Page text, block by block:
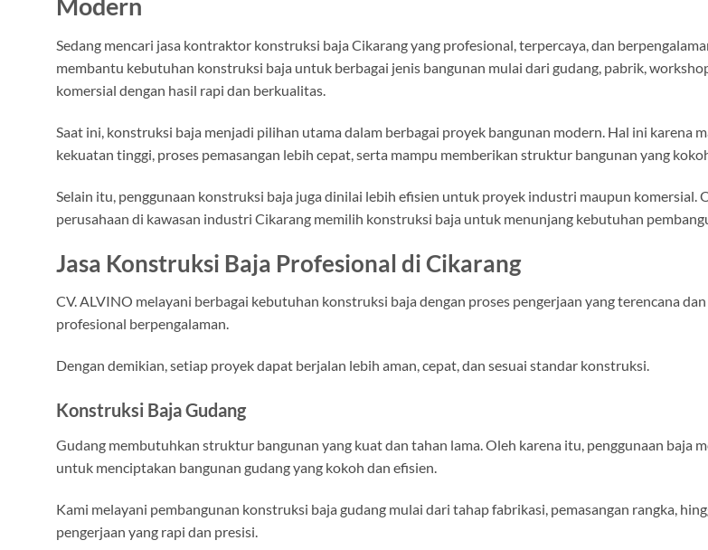
Sedang mencari jasa kontraktor konstruksi baja Cikarang yang profesional, terpercaya, dan
membantu kebutuhan konstruksi baja untuk berbagai jenis bangunan mulai dari gudang, pabrik,
komersial dengan hasil rapi dan berkualitas.
Saat ini, konstruksi baja menjadi pilihan utama dalam berbagai proyek bangunan modern. Hal ini karena
kekuatan tinggi, proses pemasangan lebih cepat, serta mampu memberikan struktur bangunan yang
Selain itu, penggunaan konstruksi baja juga dinilai lebih efisien untuk proyek industri maupun komersial.
perusahaan di kawasan industri Cikarang memilih konstruksi baja untuk menunjang kebutuhan
Jasa Konstruksi Baja Profesional di Cikarang
CV. ALVINO melayani berbagai kebutuhan konstruksi baja dengan proses pengerjaan yang terencana
profesional berpengalaman.
Dengan demikian, setiap proyek dapat berjalan lebih aman, cepat, dan sesuai standar konstruksi.
Konstruksi Baja Gudang
Gudang membutuhkan struktur bangunan yang kuat dan tahan lama. Oleh karena itu, penggunaan baja
untuk menciptakan bangunan gudang yang kokoh dan efisien.
Kami melayani pembangunan konstruksi baja gudang mulai dari tahap fabrikasi, pemasangan rangka,
pengerjaan yang rapi dan presisi.